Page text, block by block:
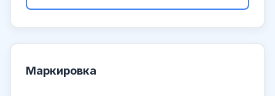
Маркировка